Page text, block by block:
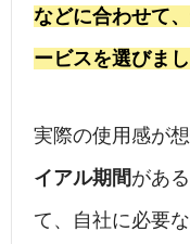
などに合わせて
ービスを選びまし
実際の使用感が
イアル期間があ
て、自社に必要